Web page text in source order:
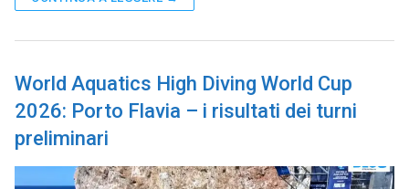
World Aquatics High Diving World Cup
2026: Porto Flavia – i risultati dei turni
preliminari